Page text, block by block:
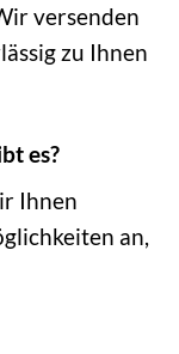
versenden
zu Ihnen
es?
Ihnen
an,